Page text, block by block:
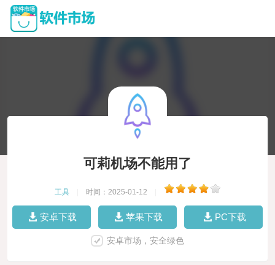
可莉机场不能用了
工具 时间：2025-01-12
安卓下载 苹果下载 PC下载
安卓市场，安全绿色